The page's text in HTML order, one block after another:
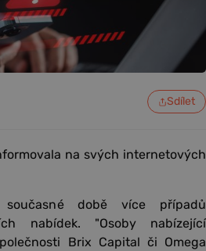
Sdílet
na svých internetových
současné době více případů
nabídek. "Osoby nabízející
Brix Capital či Omega